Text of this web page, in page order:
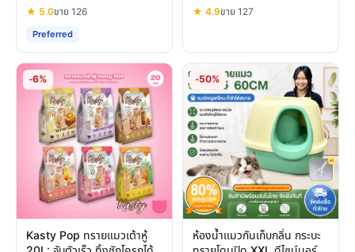
★ 5.0ขาย 126
Preferred
★ 4.9ขาย 127
-6%
Kasty Pop ทรายแมวเต้าหู้
-50%
ห้องน้ำแมวกันเก็บกลิ่น กระบะ